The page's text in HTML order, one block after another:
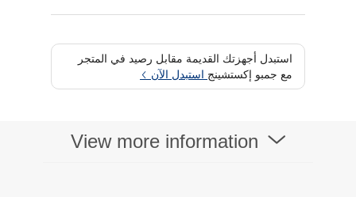
استبدل أجهزتك القديمة مقابل رصيد في المتجر
مع جمبو إكستشينج استبدل الآن
View more information